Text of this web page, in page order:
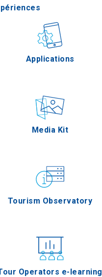
Applications
Media Kit
Tourism Observatory
Operators e-learning